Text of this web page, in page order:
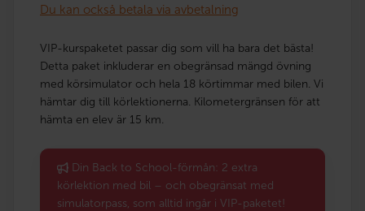
Du kan också betala via avbetalning
VIP-kurspaketet passar dig som vill ha bara det bästa!
Detta paket inkluderar en obegränsad mängd övning
med körsimulator och hela 18 körtimmar med bilen. Vi
hämtar dig till körlektionerna. Kilometergränsen för att
hämta en elev är 15 km.
Din Back to School-förmån: 2 extra
körlektion med bil – och obegränsat med
simulatorpass, som alltid ingår i VIP-paketet!